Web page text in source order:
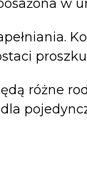
w
różne